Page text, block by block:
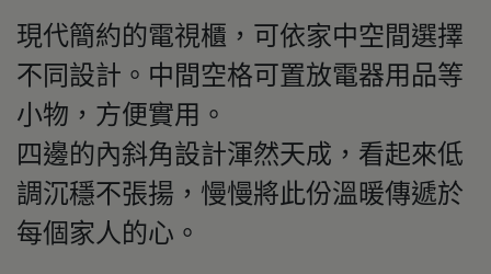
現代簡約的電視櫃，可依家中空間選擇
不同設計。中間空格可置放電器用品等
小物，方便實用。
四邊的內斜角設計渾然天成，看起來低
調沉穩不張揚，慢慢將此份溫暖傳遞於
每個家人的心。